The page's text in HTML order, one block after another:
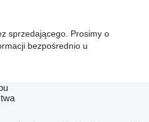
ciągnika 85 KM
50 cm
burcie
burt u krawędzi
(lina stalowa z uchwytami)
instalacja hamulcowa
sprzedającego. Prosimy o
bezpośrednio u